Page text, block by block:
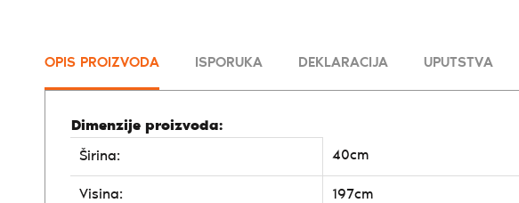
OPIS PROIZVODA ISPORUKA DEKLARACIJA UPUTSTVA
Dimenzije proizvoda:
Širina:
40cm
Visina: 197cm